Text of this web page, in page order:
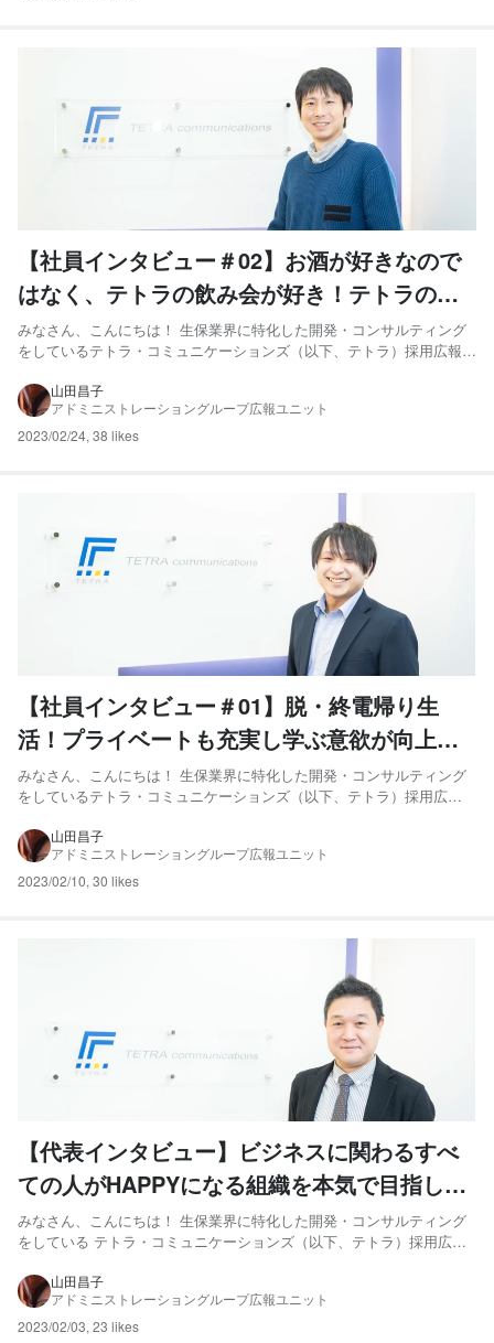
【社員インタビュー＃02】お酒が好きなので
はなく、テトラの飲み会が好き！テトラのカ
ルチャーを象徴するグループリーダー中島さ
んとは
みなさん、こんにちは！ 生保業界に特化した開発・コンサルティング
をしているテトラ・コミュニケーションズ（以下、テトラ）採用広報の
るすべての人がHAPPYになる。」ことを目指しています！ 今回の記事
では、テトラで働く”メンバー”をご紹介します。 記事を...
山田昌子
アドミニストレーショングループ広報ユニット
2023/02/24, 38 likes
【社員インタビュー＃01】脱・終電帰り生
活！プライベートも充実し学ぶ意欲が向上し
たというエンジニア小川さん
みなさん、こんにちは！ 生保業界に特化した開発・コンサルティング
をしているテトラ・コミュニケーションズ（以下、テトラ）採用広報
わるすべての人がHAPPYになる。」ことを目指しています！ 今回の記
事では、テトラで働く”メンバー”をご紹介します。 記事...
山田昌子
アドミニストレーショングループ広報ユニット
2023/02/10, 30 likes
【代表インタビュー】ビジネスに関わるすべ
ての人がHAPPYになる組織を本気で目指して
います
みなさん、こんにちは！ 生保業界に特化した開発・コンサルティング
をしている テトラ・コミュニケーションズ（以下、テトラ）採用広報
わるすべての人がHAPPYになる。」ことを目指しています！ 今回の記
事では「10の質問」と題して、弊社代表取締役末廣につい...
山田昌子
アドミニストレーショングループ広報ユニット
2023/02/03, 23 likes